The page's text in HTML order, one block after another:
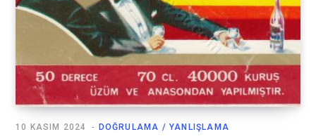
DOĞRULAMA / YANLIŞLAMA
10 KASIM 2024